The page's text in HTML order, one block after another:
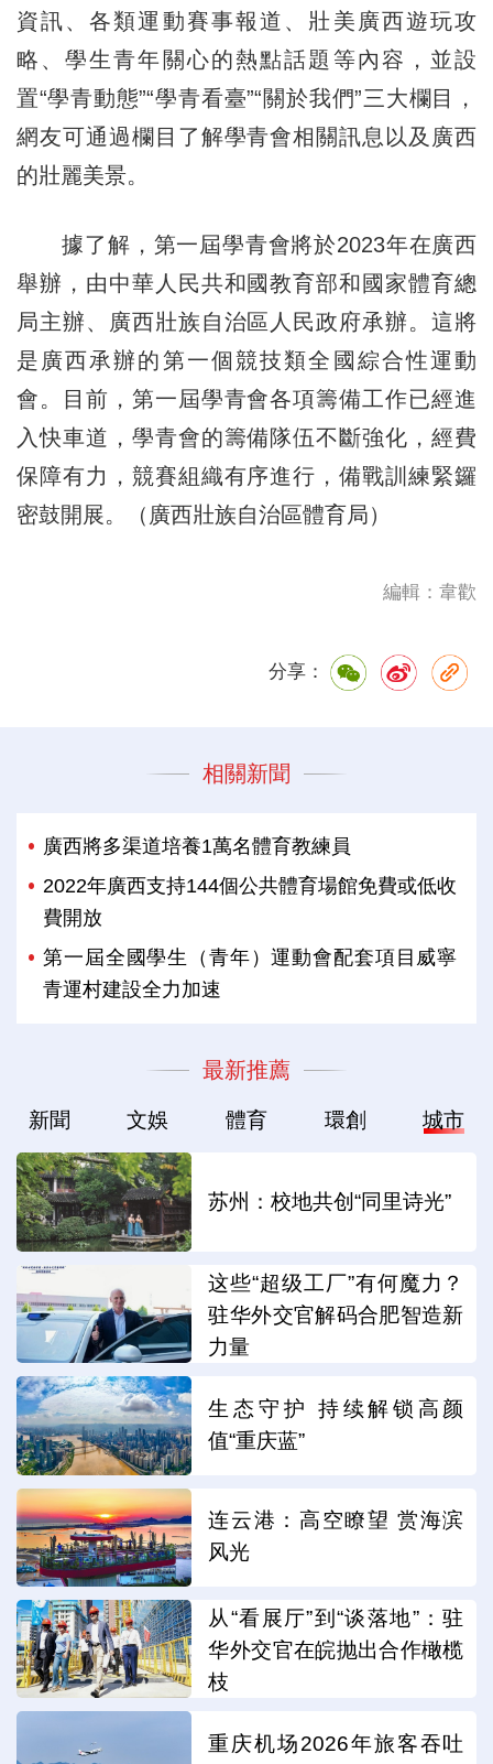
資訊、各類運動賽事報道、壯美廣西遊玩攻
略、學生青年關心的熱點話題等內容，並設
置“學青動態”“學青看臺”“關於我們”三大欄目，
網友可通過欄目了解學青會相關訊息以及廣西
的壯麗美景。
據了解，第一屆學青會將於2023年在廣西
舉辦，由中華人民共和國教育部和國家體育總
局主辦、廣西壯族自治區人民政府承辦。這將
是廣西承辦的第一個競技類全國綜合性運動
會。目前，第一屆學青會各項籌備工作已經進
入快車道，學青會的籌備隊伍不斷強化，經費
保障有力，競賽組織有序進行，備戰訓練緊鑼
密鼓開展。（廣西壯族自治區體育局）
編輯：韋歡
分享：
相關新聞
廣西將多渠道培養1萬名體育教練員
2022年廣西支持144個公共體育場館免費或低收
費開放
第一屆全國學生（青年）運動會配套項目威寧
青運村建設全力加速
最新推薦
新聞 文娛 體育 環創 城市
苏州：校地共创“同里诗光”
这些“超级工厂”有何魔力？
驻华外交官解码合肥智造新
力量
生态守护 持续解锁高颜
值“重庆蓝”
连云港：高空瞭望 赏海滨
风光
从“看展厅”到“谈落地”：驻
华外交官在皖抛出合作橄榄
枝
重庆机场2026年旅客吞吐